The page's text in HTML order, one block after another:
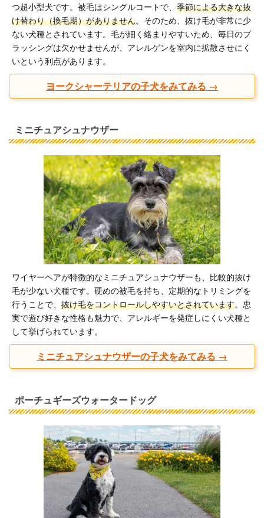
つ超小型犬です。被毛はシングルコートで、 季節による大きな抜
け替わり（換毛期）がありません。そのため、抜け毛が非常に少
ない犬種とされています。毛が細く絡まりやすいため、毎日のブ
ラッシングは欠かせませんが、アレルゲンを室内に拡散させにく
いという利点があります。
ヨークシャーテリアの子犬をみてみる →
ミニチュアシュナウザー
ワイヤーヘアが特徴的なミニチュアシュナウザーも、比較的抜け
毛が少ない犬種です。硬めの被毛を持ち、定期的なトリミングを
行うことで、 抜け毛をコントロールしやすいとされています。忠
実で遊び好きな性格も魅力で、アレルギーを発症しにくい犬種と
して挙げられています。
ミニチュアシュナウザーの子犬をみてみる →
ポーチュギーズウォータードッグ